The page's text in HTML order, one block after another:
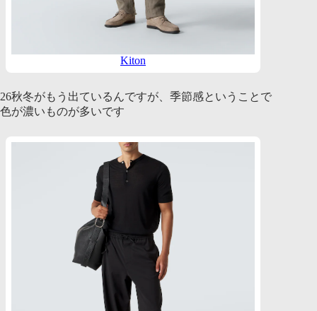
Kiton
26秋冬がもう出ているんですが、季節感ということで
色が濃いものが多いです